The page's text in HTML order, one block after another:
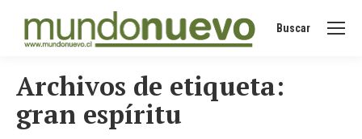
Buscar:
Buscar
Archivos de etiqueta:
gran espíritu